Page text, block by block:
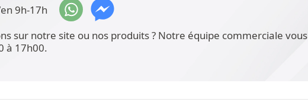
9h-17h
sur notre site ou nos produits ? Notre équipe commerciale
à 17h00.